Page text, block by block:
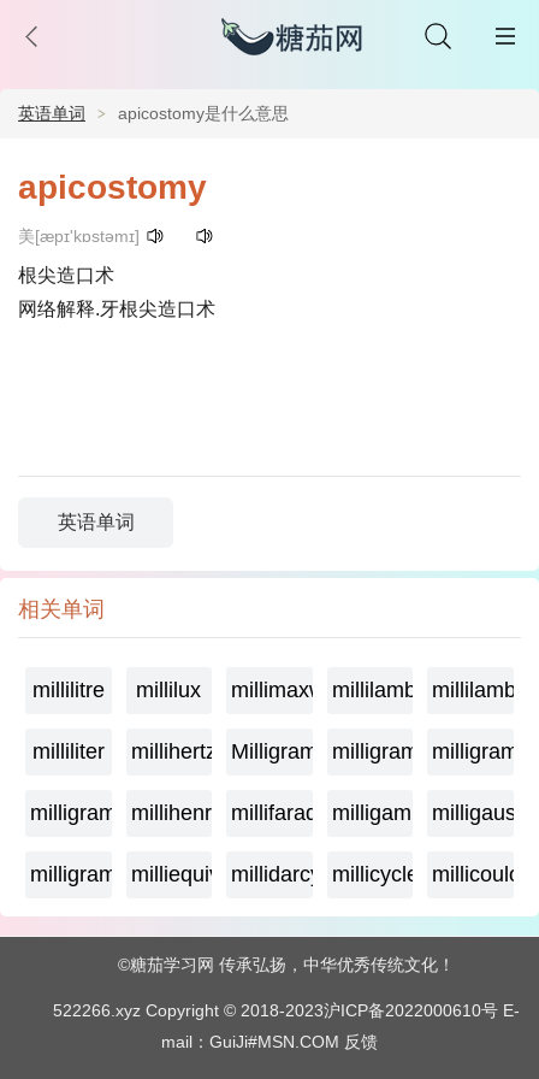
英语单词 apicostomy是什么意思
apicostomy
美[æpɪ'kɒstəmɪ]
根尖造口术
网络解释.牙根尖造口术
英语单词
相关单词
millilitre millilux millimaxwellmillilambda
milliliter millihertz Milligramagemilligrame
milligrammemillihenry millifarad milligammamilligauss
milligram milliequivalentmillidarcy millicycle
©糖茄学习网 传承弘扬，中华优秀传统文化！
522266.xyz Copyright © 2018-2023沪ICP备2022000610号 E-
mail：GuiJi#MSN.COM 反馈